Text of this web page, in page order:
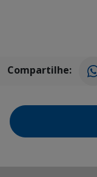
Compartilhe: